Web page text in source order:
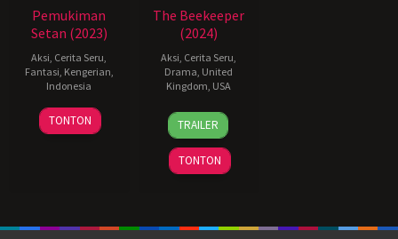
Pemukiman
Setan (2023)
Aksi, Cerita Seru,
Fantasi, Kengerian,
Indonesia
25
Jan
Charles
Gozali
TONTON
The Beekeeper
(2024)
Aksi, Cerita Seru,
Drama, United
Kingdom, USA
8
Jan
2024
David
Ayer
TRAILER
TONTON